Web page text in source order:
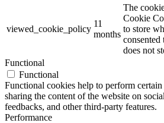
viewed_cookie_policy
11
months
The
Cookie
to store
consented
does not
Functional
Functional
Functional cookies help to perform
sharing the content of the website on
feedbacks, and other third-party features.
Performance